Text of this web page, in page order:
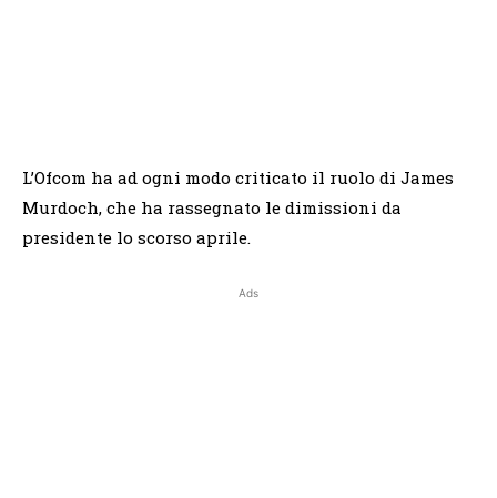
L’Ofcom ha ad ogni modo criticato il ruolo di James
Murdoch, che ha rassegnato le dimissioni da
presidente lo scorso aprile.
Ads